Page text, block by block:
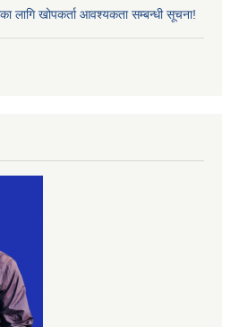
लागि खोपकर्ता आवश्यकता सम्बन्धी सूचना!